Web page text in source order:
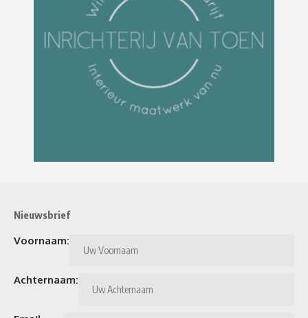
Nieuwsbrief
Voornaam:
Achternaam: